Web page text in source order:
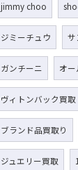
jimmy choo
ジミーチュウ サ
ガンチーニ オ
ヴィトンバック買取
ブランド品買取り
ジュエリー買取